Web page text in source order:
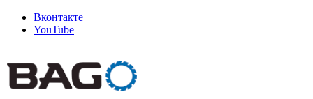
Вконтакте
YouTube